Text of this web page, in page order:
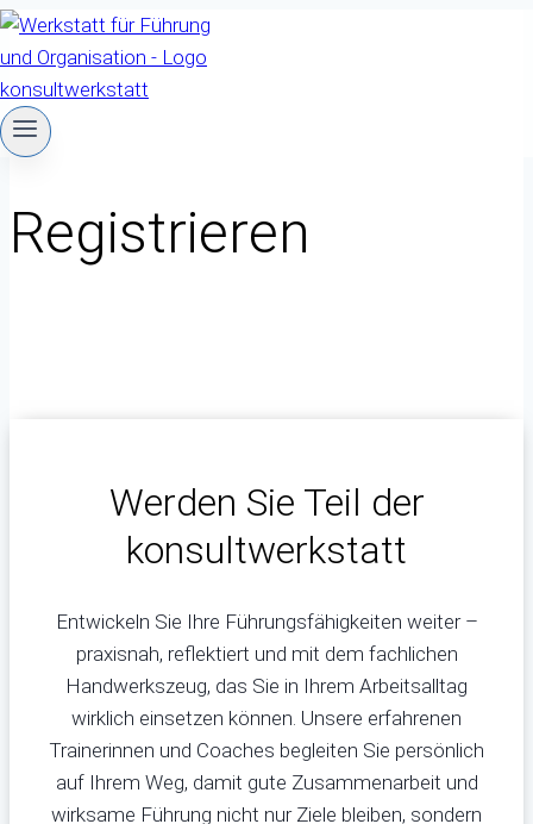
Zum
Inhalt
springen
Registrieren
Werden Sie Teil der
konsultwerkstatt
Entwickeln Sie Ihre Führungsfähigkeiten weiter –
praxisnah, reflektiert und mit dem fachlichen
Handwerkszeug, das Sie in Ihrem Arbeitsalltag
wirklich einsetzen können. Unsere erfahrenen
Trainerinnen und Coaches begleiten Sie persönlich
auf Ihrem Weg, damit gute Zusammenarbeit und
wirksame Führung nicht nur Ziele bleiben, sondern